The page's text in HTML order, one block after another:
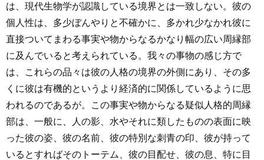
は、現代生物学が認識している境界とは一致しない。彼の
個人性は、多少ぼんやりと不確かに、多かれ少なかれ彼に
直接ついてまわる事実や物からなるかなり幅の広い周縁部
に及んでいると考えられている。我々の事物の感じ方で
は、これらの品々は彼の人格の境界の外側にあり、その多
くに彼は有機的というより経済的に関係しているように思
われるのであるが。この事実や物からなる疑似人格的周縁
部は、一般に、人の影、水やそれに類したものの表面に映
った彼の姿、彼の名前、彼の特別な刺青の印、彼が持って
いるとすればそのトーテム、彼の目配せ、彼の息、特に目